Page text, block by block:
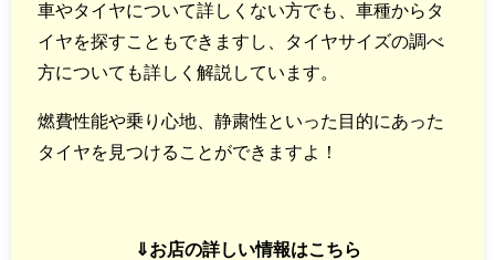
車やタイヤについて詳しくない方でも、車種からタ
イヤを探すこともできますし、タイヤサイズの調べ
方についても詳しく解説しています。
燃費性能や乗り心地、静粛性といった目的にあった
タイヤを見つけることができますよ！
⇓お店の詳しい情報はこちら